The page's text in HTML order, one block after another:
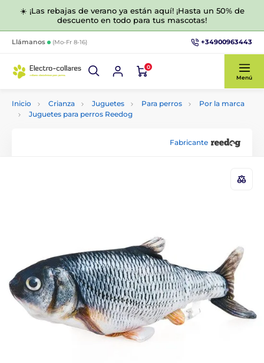
☀️ ¡Las rebajas de verano ya están aquí! ¡Hasta un 50% de
descuento en todo para tus mascotas!
Llámanos (Mo-Fr 8-16) +34900963443
0
Menú
Inicio Crianza Juguetes Para perros
Por la marca
Juguetes para perros Reedog
Fabricante